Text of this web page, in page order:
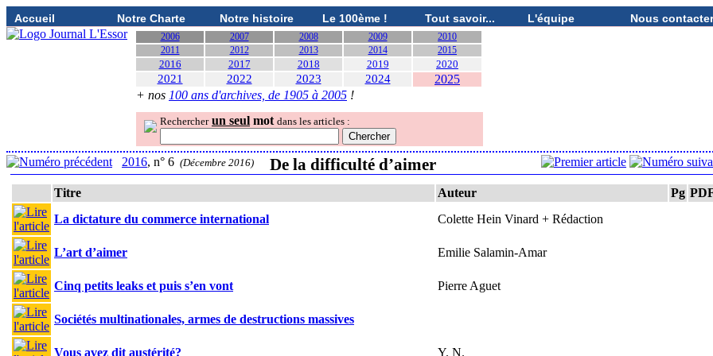
Accueil Notre Charte Notre histoire Le 100ème ! Tout savoir... L'équipe Nous contacter
2006 2007 2008 2009
2010
2011
2012 2013 2014 2015
2016 2017 2018 2019 2020
2021 2022 2023 2024
2025
+ nos 100 ans d'archives, de 1905 à 2005 !
Rechercher un seul mot dans les articles :
2016, n° 6 (Décembre 2016) De la difficulté d’aimer
Titre Auteur Pg
La dictature du commerce international
Colette Hein Vinard + Rédaction
L’art d’aimer Emilie Salamin-Amar
Cinq petits leaks et puis s’en vont Pierre Aguet
Sociétés multinationales, armes de destructions massives
Vous avez dit austérité? Y. N.